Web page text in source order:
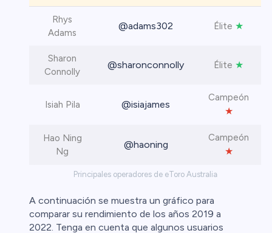
Principales operadores de eToro Australia
Rhys
Adams
@adams302 Élite ★
Sharon
Connolly
@sharonconnolly Élite ★
Isiah Pila @isiajames
Campeón
★
Hao Ning
Ng
@haoning
Campeón
★
A continuación se muestra un gráfico para
comparar su rendimiento de los años 2019 a
2022. Tenga en cuenta que algunos usuarios